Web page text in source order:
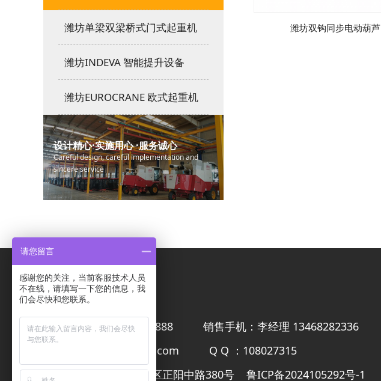
潍坊单梁双梁桥式门式起重机
潍坊INDEVA 智能提升设备
潍坊EUROCRANE 欧式起重机
设计精心·实施用心 ·服务诚心
Careful design, careful implementation and
sincere service
潍坊双钩同步电动葫芦
联系我们
公司电话：0532-86133888
销售手机：李经理 13468282336
邮 箱：wanliqzjx@163.com
Q Q ：108027315
公司地址：青岛市城阳区正阳中路380号 鲁ICP备2024105292号-1
请您留言
感谢您的关注，当前客服技术人员
不在线，请填写一下您的信息，我
们会尽快和您联系。